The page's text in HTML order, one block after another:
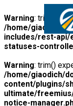
Warning: trim()
/home/giaodich/
includes/rest-
statuses-
Warning: trim()
/home/giaodich/
content/plugins/
ultimate/
notice-